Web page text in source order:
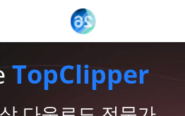
TopClipper